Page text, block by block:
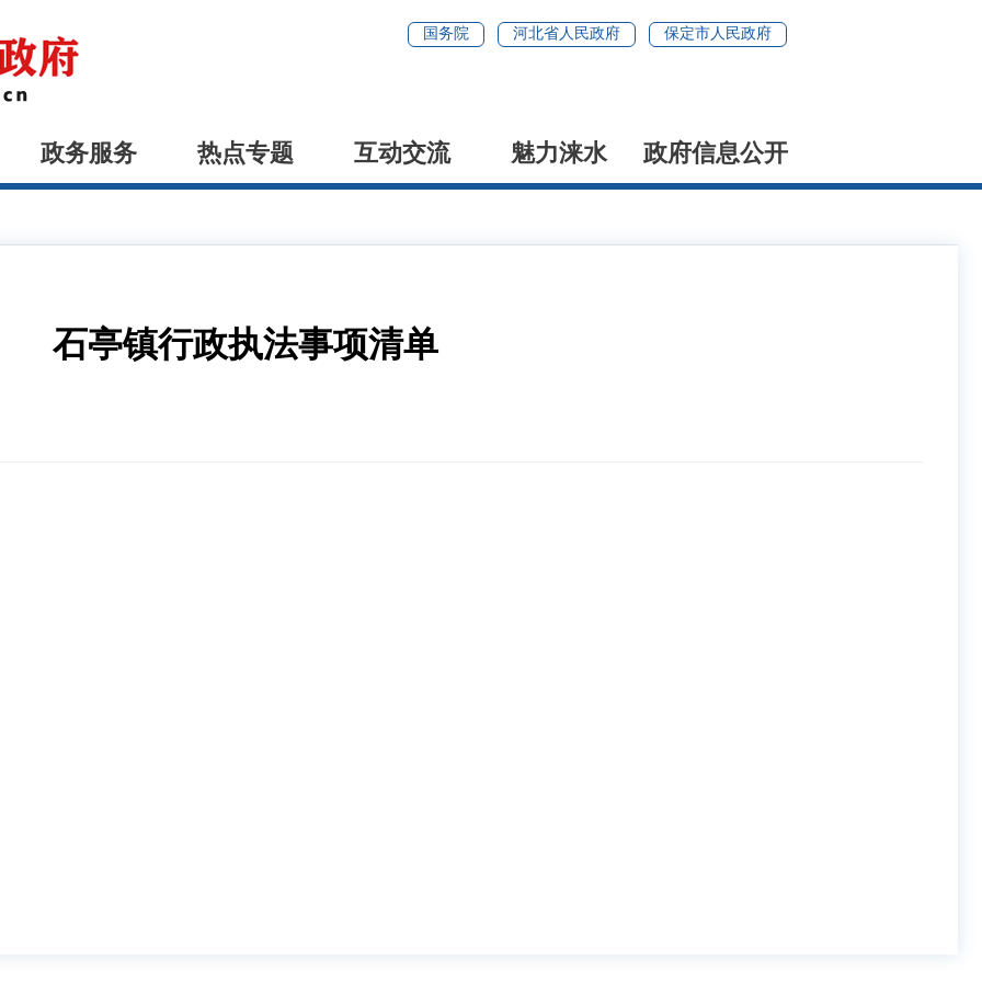
国务院 河北省人民政府 保定市人民政府
政务服务 热点专题 互动交流 魅力涞水 政府信息公开
石亭镇行政执法事项清单